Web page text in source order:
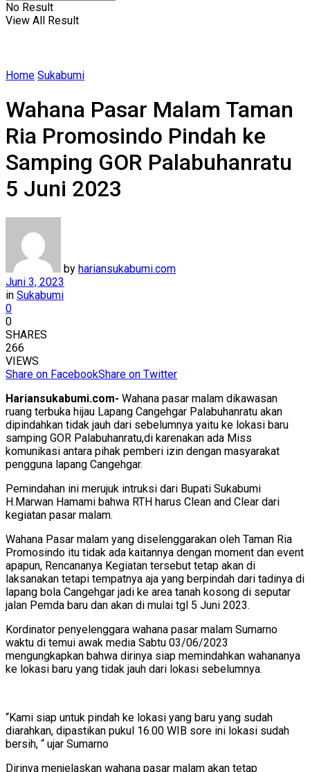
No Result
View All Result
Home Sukabumi
Wahana Pasar Malam Taman
Ria Promosindo Pindah ke
Samping GOR Palabuhanratu
5 Juni 2023
by hariansukabumi.com
Juni 3, 2023
in Sukabumi
0
0
SHARES
266
VIEWS
Share on FacebookShare on Twitter
Hariansukabumi.com- Wahana pasar malam dikawasan
ruang terbuka hijau Lapang Cangehgar Palabuhanratu akan
dipindahkan tidak jauh dari sebelumnya yaitu ke lokasi baru
samping GOR Palabuhanratu,di karenakan ada Miss
komunikasi antara pihak pemberi izin dengan masyarakat
pengguna lapang Cangehgar.
Pemindahan ini merujuk intruksi dari Bupati Sukabumi
H.Marwan Hamami bahwa RTH harus Clean and Clear dari
kegiatan pasar malam.
Wahana Pasar malam yang diselenggarakan oleh Taman Ria
Promosindo itu tidak ada kaitannya dengan moment dan event
apapun, Rencananya Kegiatan tersebut tetap akan di
laksanakan tetapi tempatnya aja yang berpindah dari tadinya di
lapang bola Cangehgar jadi ke area tanah kosong di seputar
jalan Pemda baru dan akan di mulai tgl 5 Juni 2023.
Kordinator penyelenggara wahana pasar malam Sumarno
waktu di temui awak media Sabtu 03/06/2023
mengungkapkan bahwa dirinya siap memindahkan wahananya
ke lokasi baru yang tidak jauh dari lokasi sebelumnya.
“Kami siap untuk pindah ke lokasi yang baru yang sudah
diarahkan, dipastikan pukul 16.00 WIB sore ini lokasi sudah
bersih, “ ujar Sumarno
Dirinya menjelaskan wahana pasar malam akan tetap